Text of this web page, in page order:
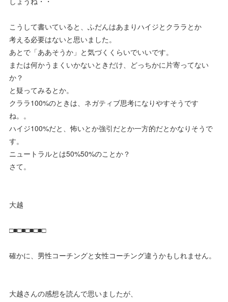
こうして書いていると、ふだんはあまりハイジとクララとか
考える必要はないと思いました。
あとで「ああそうか」と気づくくらいでいいです。
または何かうまくいかないときだけ、どっちかに片寄ってない
か？
と疑ってみるとか。
クララ100%のときは、ネガティブ思考になりやすそうです
ね。。
ハイジ100%だと、怖いとか強引だとか一方的だとかなりそうで
す。
ニュートラルとは50%50%のことか？
さて。
大越
□■□■□■□■□
確かに、男性コーチングと女性コーチング違うかもしれません。
大越さんの感想を読んで思いましたが、